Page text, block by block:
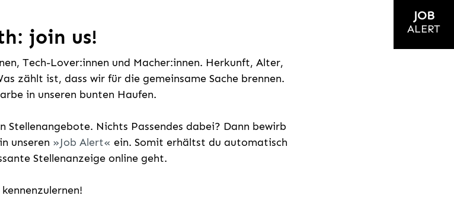
join us!
Tech-Lover:innen und Macher:innen. Herkunft, Alter,
zählt ist, dass wir für die gemeinsame Sache brennen.
in unseren bunten Haufen.
Stellenangebote. Nichts Passendes dabei? Dann bewirb
unseren Job Alert
ein. Somit erhältst du automatisch
Stellenanzeige online geht.
JOB
ALERT